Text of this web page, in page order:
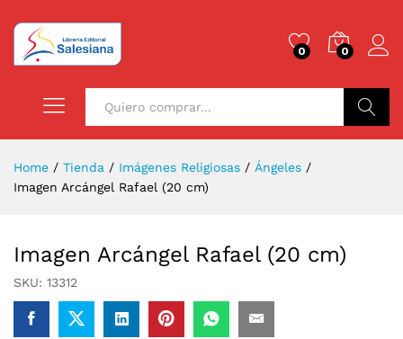
0 0
Home / Tienda / Imágenes Religiosas / Ángeles /
Imagen Arcángel Rafael (20 cm)
Imagen Arcángel Rafael (20 cm)
SKU: 13312